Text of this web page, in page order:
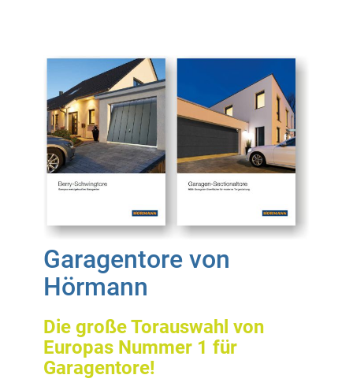
Garagentore von
Hörmann
Die große Torauswahl von
Europas Nummer 1 für
Garagentore!